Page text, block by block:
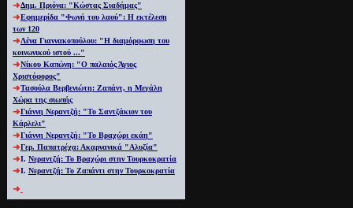
Δημ. Πριόνα: "Κώστας Σιαδήμας"
Εφημερίδα "Φωνή του λαού": Η εκτέλεση
των 120
Λένα Γιαννακοπούλου: "Η διαμόρφωση του
κοινωνικού ιστού ..."
Νίκου Καπώνη: "Ο παλαιός Άγιος
Χριστόφορος"
Τασούλα Βερβενιώτη: Ζαπάντ, η Μεγάλη
Χώρα της σιωπής
Γιάννη Νεραντζή: "Το Σαντζάκιον του
Κάρλελι"
Γιάννη Νεραντζή: "Το Βραχώρι εκάη"
Γερ. Παπατρέχα: Ακαρνανικά "Αλυζία"
Ι. Νεραντζή: Το Βραχώρι στην Τουρκοκρατία
Ι. Νεραντζή: Το Ζαπάντι στην Τουρκοκρατία